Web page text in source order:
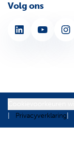
Volg ons
LinkedIn YouTube Instagram
Privacyverklaring